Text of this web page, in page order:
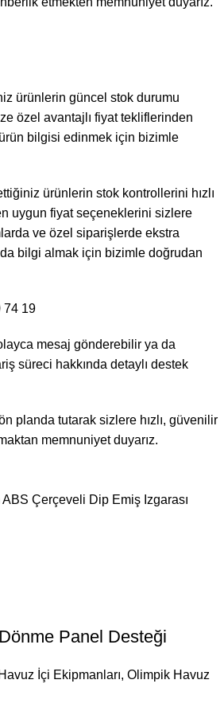
ürünlerin güncel stok durumu
özel avantajlı fiyat tekliflerinden
bilgisi edinmek için bizimle
ürünlerin stok kontrollerini hızlı
uygun fiyat seçeneklerini sizlere
ve özel siparişlerde ekstra
bilgi almak için bizimle doğrudan
74 19
mesaj gönderebilir ya da
süreci hakkında detaylı destek
planda tutarak sizlere hızlı, güvenilir
memnuniyet duyarız.
Çerçeveli Dip Emiş Izgarası
Panel Desteği
Havuz İçi Ekipmanları, Olimpik Havuz